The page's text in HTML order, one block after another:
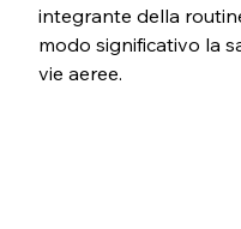
integrante della
modo significativo la
vie aeree.